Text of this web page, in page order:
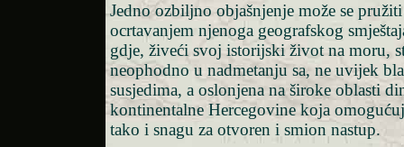
Jedno ozbiljno objašnjenje može se
ocrtavanjem njenoga geografskog
gdje, živeći svoj istorijski život na moru,
neophodno u nadmetanju sa, ne uvijek
susjedima, a oslonjena na široke oblasti
kontinentalne Hercegovine koja
tako i snagu za otvoren i smion nastup.